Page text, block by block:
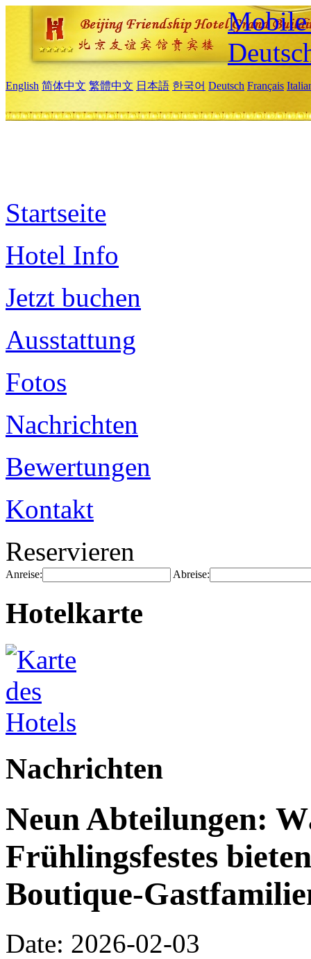
Mobile
English 简体中文 繁體中文 日本語 한국어 Deutsch Français
Startseite
Hotel Info
Jetzt buchen
Ausstattung
Fotos
Nachrichten
Bewertungen
Kontakt
Reservieren
Anreise: Abreise:
Hotelkarte
Nachrichten
Neun Abteilungen:
Frühlingsfestes
Boutique-
Date: 2026-02-03